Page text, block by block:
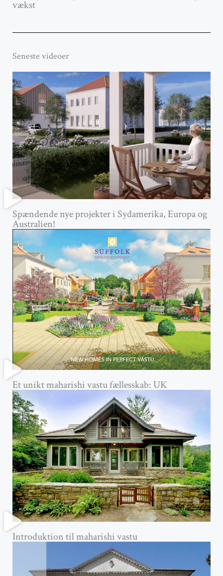
vækst
Seneste videoer
Spændende nye projekter i Sydamerika, Europa og
Australien!
Et unikt maharishi vastu fællesskab: UK
Introduktion til maharishi vastu